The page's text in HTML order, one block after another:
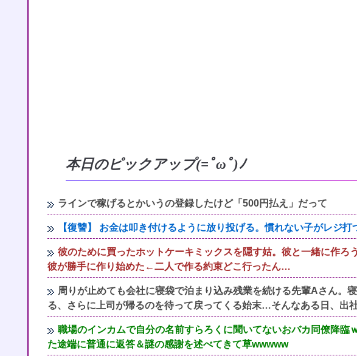
本日のピックアップ(=ﾟωﾟ)ﾉ
ラインで稼げるとかいうの登録したけど「500円払え」だって
【復讐】 お金は叩き付けるように放り投げる。慣れない子がレジ打
彼のために買ったホットケーキミックスを隠す姑。彼と一緒に作ろ
彼が勝手に作り始めた←二人で作る約束どこ行ったん…
周りが止めても会社に寝袋で泊まり込み残業を続ける先輩Aさん。
る、さらに上司が帰るのを待って戻ってくる始末…そんなある日、出
職場のインカムで自分の名前すらろくに聞いてないおバカ同僚降臨
た途端に普通に返答＆謎の感謝を述べてきて草wwwww